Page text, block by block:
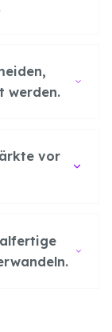
werden.
vor